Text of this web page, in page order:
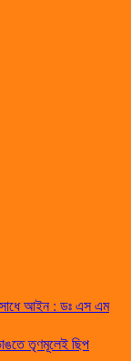
সাধে আইন : ডঃ এস এম
তৃণমূলেই ছিপ